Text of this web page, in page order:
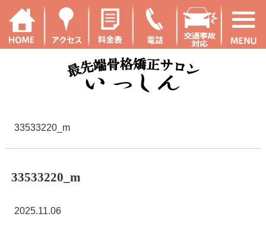
33533220_m
33533220_m
2025.11.06